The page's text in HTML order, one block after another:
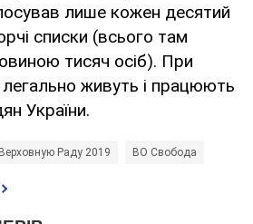
лише кожен десятий
списки (всього там
тисяч осіб). При
легально живуть і працюють
України.
Раду 2019 ВО Свобода